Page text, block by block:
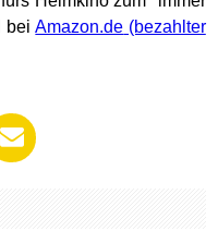
beiAmazon.de